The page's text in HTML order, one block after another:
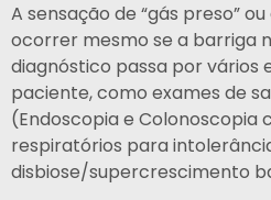
A sensação de “gás preso”
ocorrer mesmo se a barriga
diagnóstico passa por vários
paciente, como exames de
(Endoscopia e
respiratórios para
disbiose/supercrescimento